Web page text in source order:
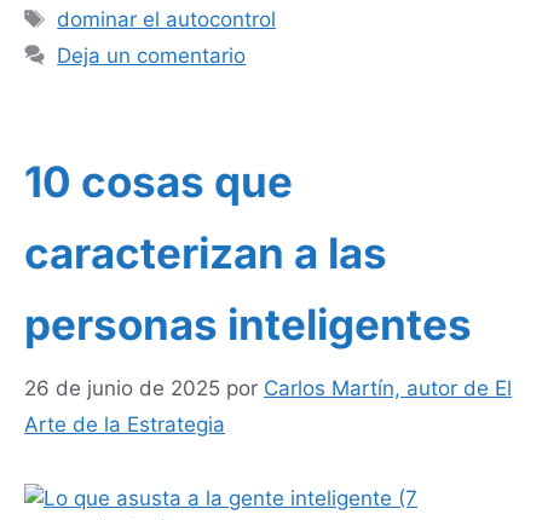
Etiquetas
dominar el autocontrol
Deja un comentario
10 cosas que
caracterizan a las
personas inteligentes
26 de junio de 2025 por Carlos Martín, autor de El
Arte de la Estrategia